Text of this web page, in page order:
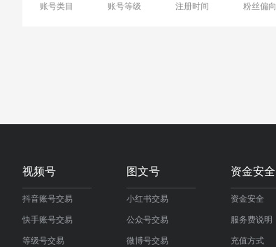
账号类目 账号等级 注册时间 粉丝偏向
视频号
抖音账号交易
快手账号交易
等级号交易
图文号
小红书交易
公众号交易
微博号交易
资金安全
资金安全
服务费说明
充值方式